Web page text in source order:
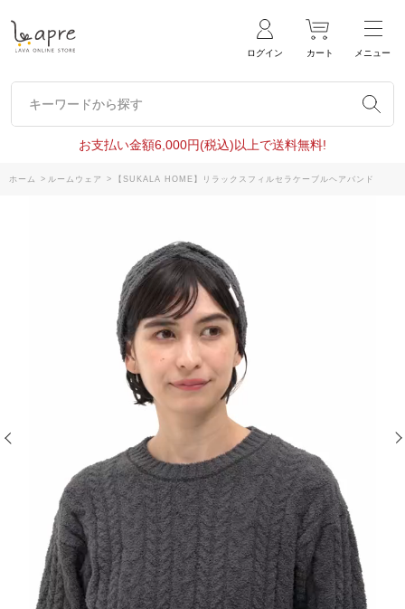
ログイン カート メニュー
キーワードから探す
キーワードから探す
お支払い金額6,000円(税込)以上で送料無料!
ホーム > ルームウェア > 【SUKALA HOME】リラックスフィルセラケーブルヘアバンド